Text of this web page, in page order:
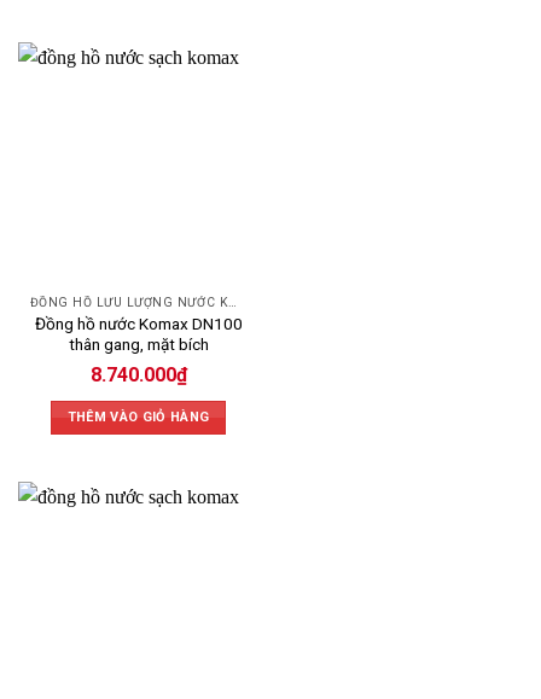
ĐỒNG HỒ LƯU LƯỢNG NƯỚC KOMAX
Đồng hồ nước Komax DN100
thân gang, mặt bích
8.740.000₫
THÊM VÀO GIỎ HÀNG